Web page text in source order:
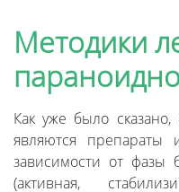
Методики
Как уже было
являются препараты
зависимости от фазы
(активная,